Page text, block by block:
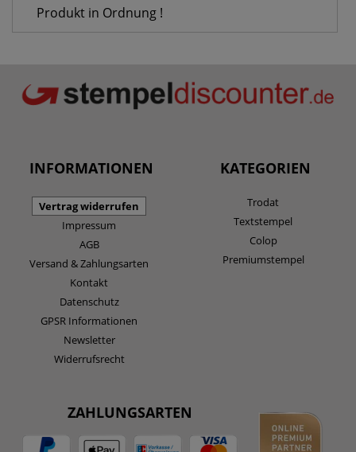
Produkt in Ordnung !
INFORMATIONEN
Vertrag widerrufen
Impressum
AGB
Versand & Zahlungsarten
Kontakt
Datenschutz
GPSR Informationen
Newsletter
Widerrufsrecht
KATEGORIEN
Trodat
Textstempel
Colop
Premiumstempel
ZAHLUNGSARTEN